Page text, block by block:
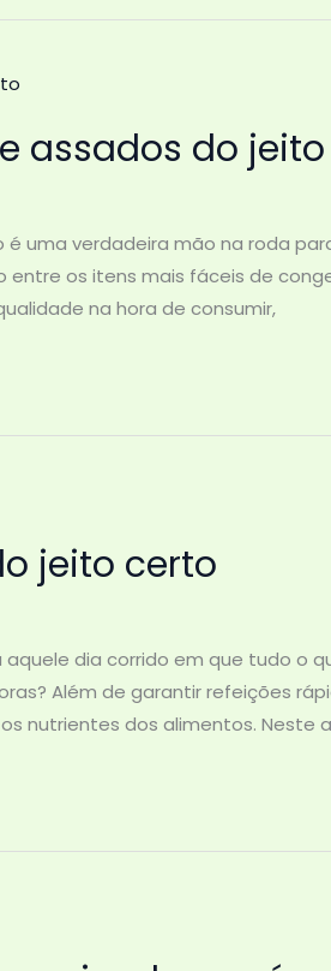
assados do
uma verdadeira mão na roda
entre os itens mais fáceis de
na hora de consumir,
jeito certo
dia corrido em que tudo o
Além de garantir refeições
nutrientes dos alimentos. Neste